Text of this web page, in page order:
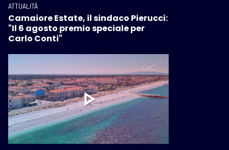
ATTUALITÀ
Camaiore Estate, il sindaco Pierucci:
"Il 6 agosto premio speciale per
Carlo Conti"